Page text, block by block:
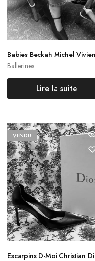
Ballerines
Babies Beckah Michel Vivien
Lire la suite
VENDU
Escarpins D-Moi Christian